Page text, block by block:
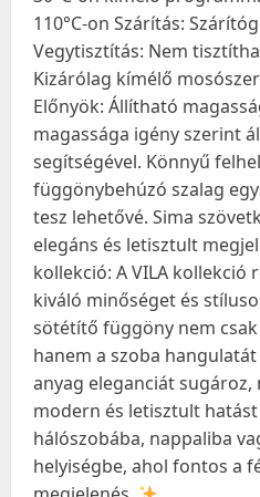
110°C-on Szárítás:
Vegytisztítás: Nem
Kizárólag kímélő
Előnyök: Állítható
magassága igény szerint
segítségével. Könnyű
függönybehúzó szalag
tesz lehetővé. Sima
elegáns és letisztult
kollekció: A VILA kollekció
kiváló minőséget és
sötétítő függöny nem
hanem a szoba
anyag eleganciát
modern és letisztult
hálószobába, nappaliba
helyiségbe, ahol fontos a